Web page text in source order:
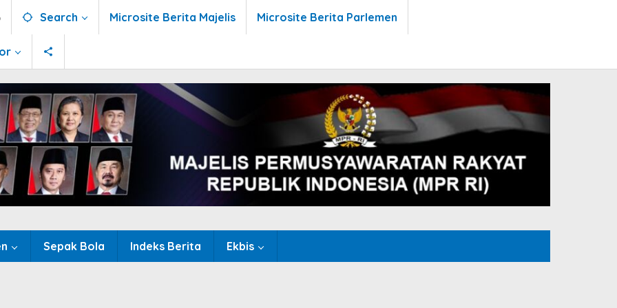
Search Microsite Berita Majelis Microsite Berita Parlemen
Sepak Bola Indeks Berita Ekbis